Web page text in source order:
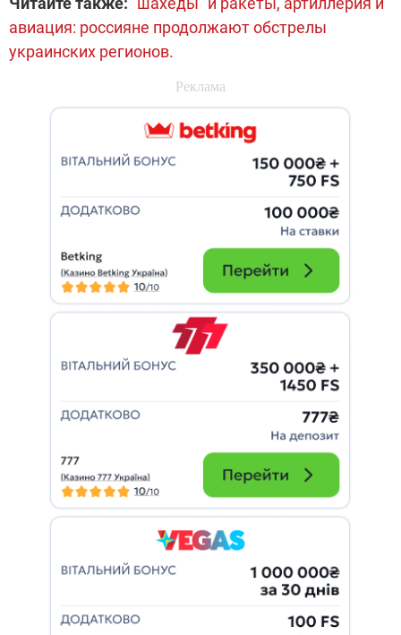
авиация: россияне продолжают обстрелы
украинских регионов.